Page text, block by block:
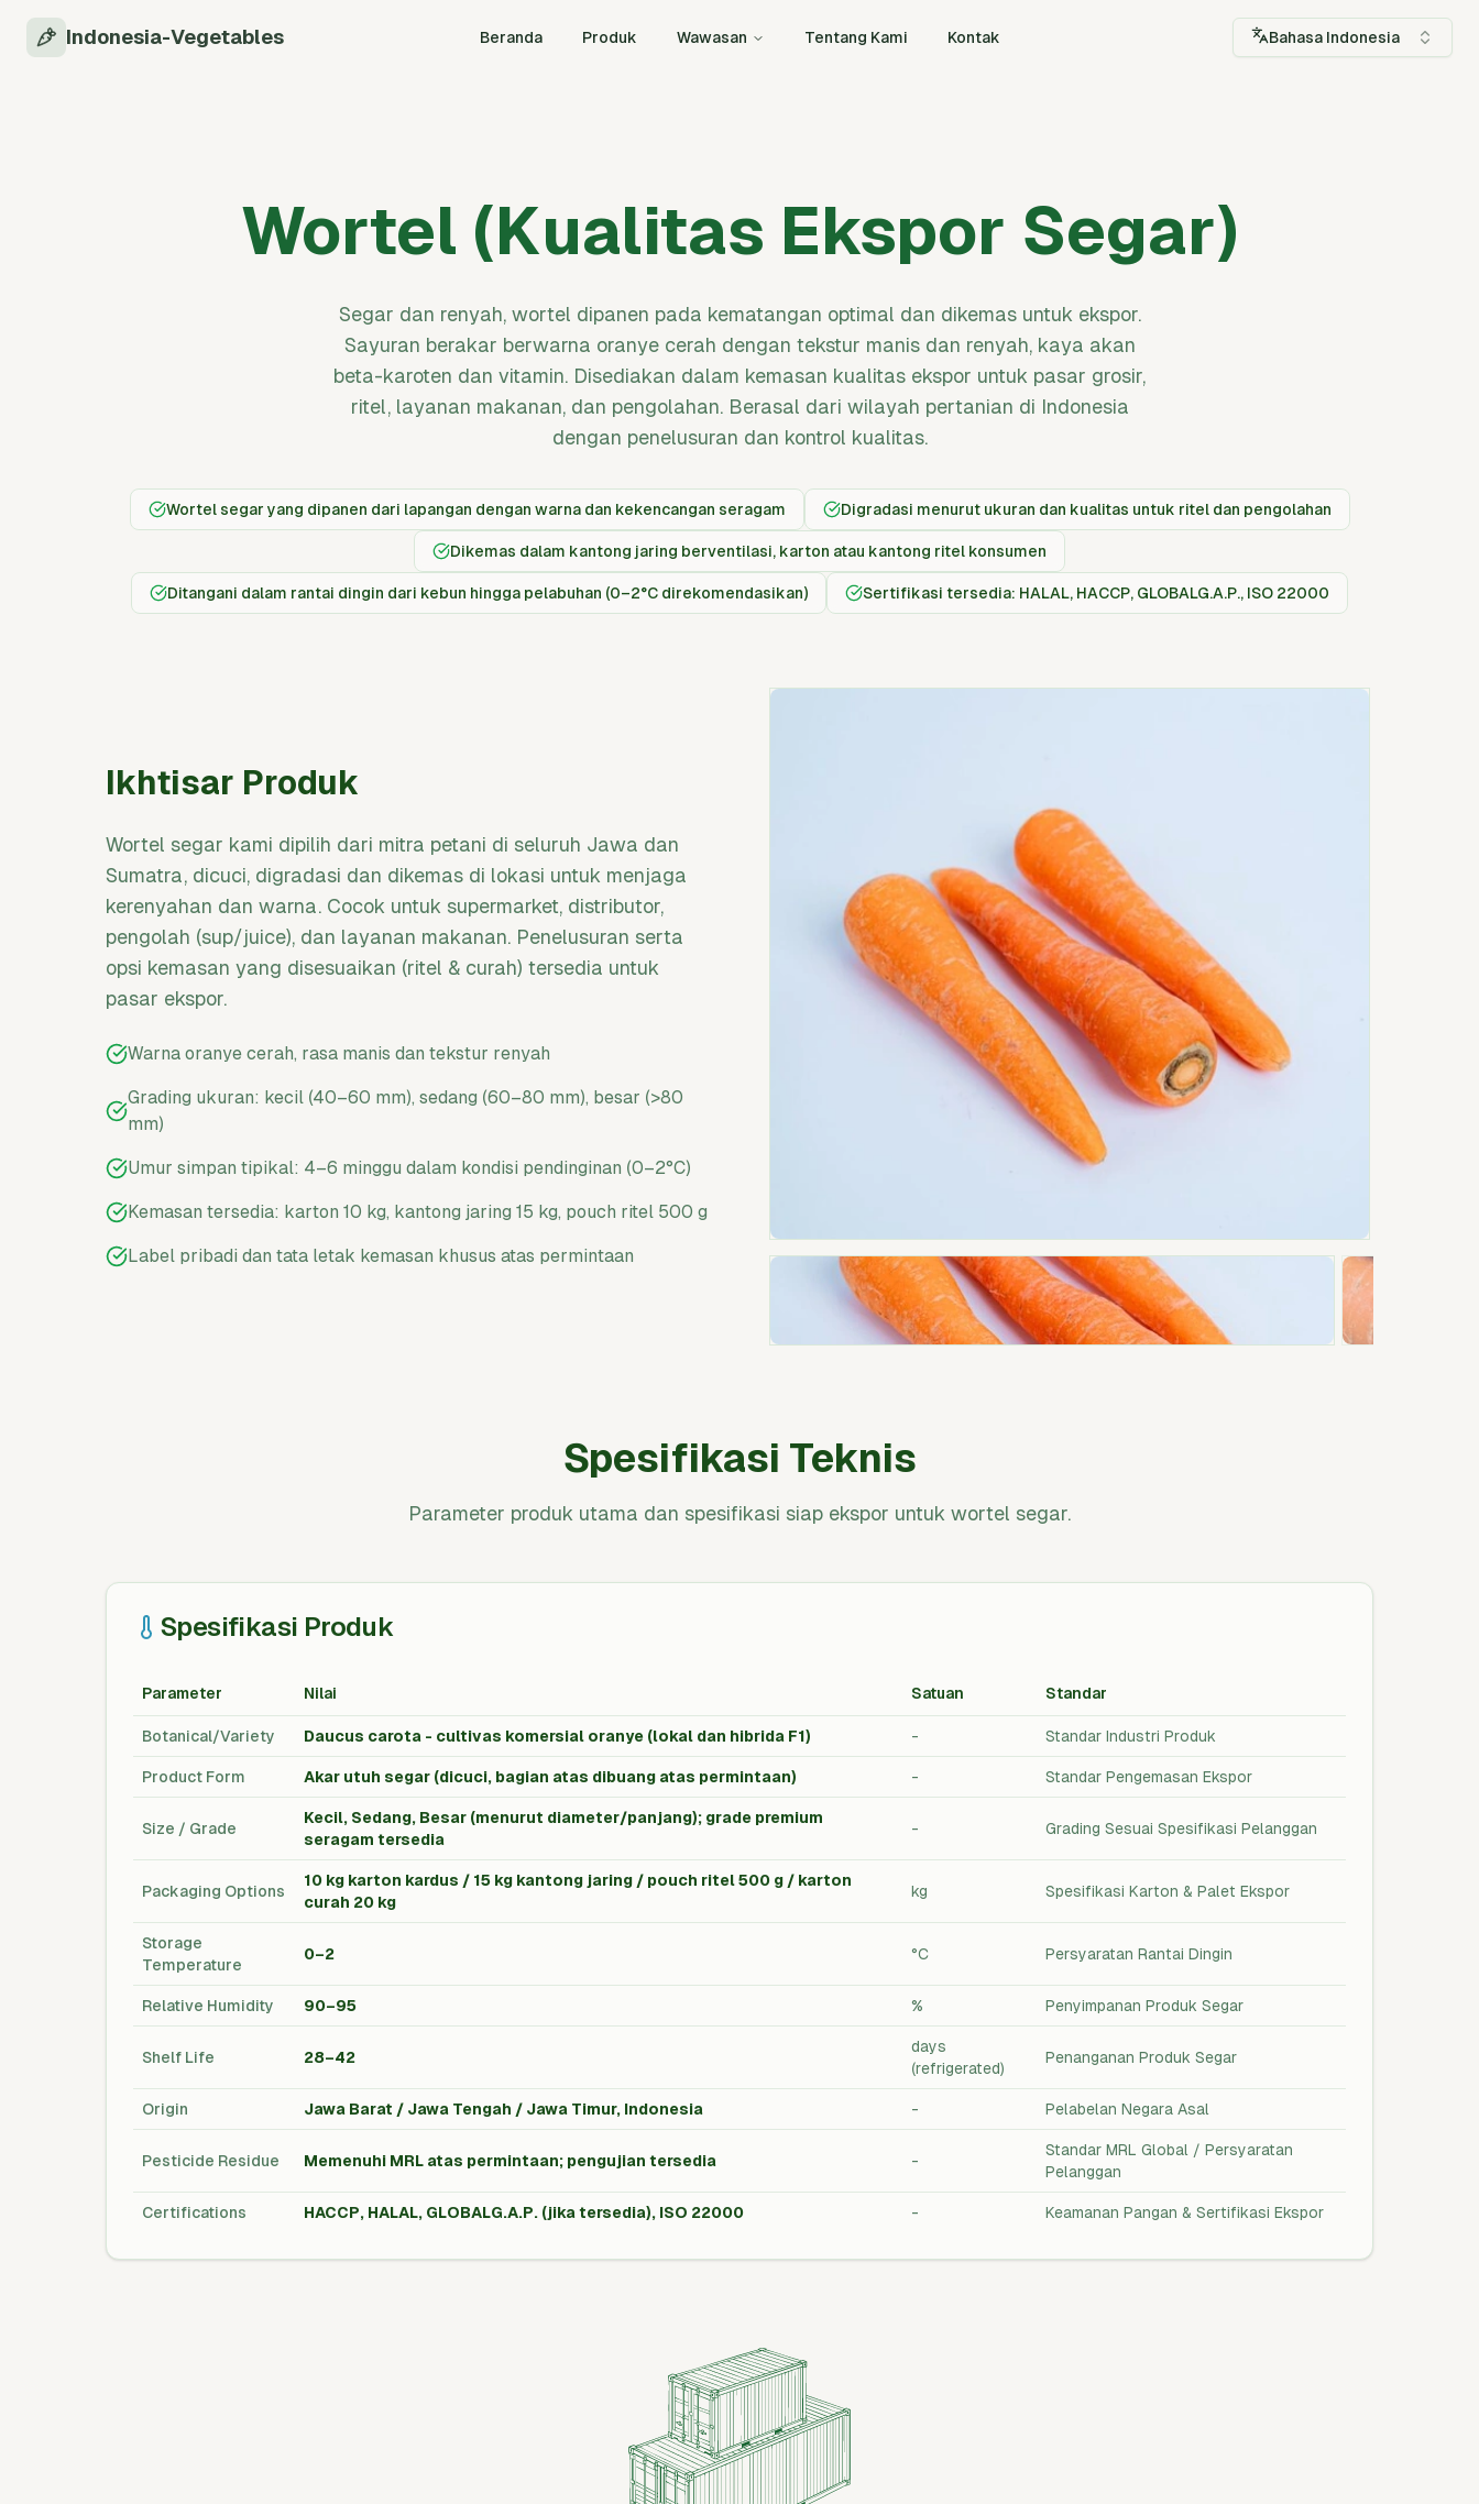
Indonesia-Vegetables Beranda Produk Wawasan Tentang Kami Kontak Bahasa Indonesia
Wortel (Kualitas Ekspor Segar)
Segar dan renyah, wortel dipanen pada kematangan optimal dan dikemas untuk ekspor.
Sayuran berakar berwarna oranye cerah dengan tekstur manis dan renyah, kaya akan
beta-karoten dan vitamin. Disediakan dalam kemasan kualitas ekspor untuk pasar grosir,
ritel, layanan makanan, dan pengolahan. Berasal dari wilayah pertanian di Indonesia
dengan penelusuran dan kontrol kualitas.
Wortel segar yang dipanen dari lapangan dengan warna dan kekencangan seragam Digradasi menurut ukuran dan kualitas untuk ritel dan pengolahan
Dikemas dalam kantong jaring berventilasi, karton atau kantong ritel konsumen
Ditangani dalam rantai dingin dari kebun hingga pelabuhan (0–2°C direkomendasikan) Sertifikasi tersedia: HALAL, HACCP, GLOBALG.A.P., ISO 22000
Ikhtisar Produk
Wortel segar kami dipilih dari mitra petani di seluruh Jawa dan
Sumatra, dicuci, digradasi dan dikemas di lokasi untuk menjaga
kerenyahan dan warna. Cocok untuk supermarket, distributor,
pengolah (sup/juice), dan layanan makanan. Penelusuran serta
opsi kemasan yang disesuaikan (ritel & curah) tersedia untuk
pasar ekspor.
Warna oranye cerah, rasa manis dan tekstur renyah
Grading ukuran: kecil (40–60 mm), sedang (60–80 mm), besar (>80
mm)
Umur simpan tipikal: 4–6 minggu dalam kondisi pendinginan (0–2°C)
Kemasan tersedia: karton 10 kg, kantong jaring 15 kg, pouch ritel 500 g
Label pribadi dan tata letak kemasan khusus atas permintaan
Spesifikasi Teknis
Parameter produk utama dan spesifikasi siap ekspor untuk wortel segar.
Spesifikasi Produk
Parameter Nilai Satuan Standar
Botanical/Variety Daucus carota - cultivas komersial oranye (lokal dan hibrida F1) - Standar Industri Produk
Product Form Akar utuh segar (dicuci, bagian atas dibuang atas permintaan) - Standar Pengemasan Ekspor
Size / Grade
Kecil, Sedang, Besar (menurut diameter/panjang); grade premium
seragam tersedia
- Grading Sesuai Spesifikasi Pelanggan
Packaging Options
10 kg karton kardus / 15 kg kantong jaring / pouch ritel 500 g / karton
curah 20 kg
kg Spesifikasi Karton & Palet Ekspor
Storage
Temperature
0–2 °C Persyaratan Rantai Dingin
Relative Humidity 90–95 % Penyimpanan Produk Segar
Shelf Life 28–42
days
(refrigerated)
Penanganan Produk Segar
Origin Jawa Barat / Jawa Tengah / Jawa Timur, Indonesia - Pelabelan Negara Asal
Pesticide Residue Memenuhi MRL atas permintaan; pengujian tersedia -
Standar MRL Global / Persyaratan
Pelanggan
Certifications HACCP, HALAL, GLOBALG.A.P. (jika tersedia), ISO 22000 - Keamanan Pangan & Sertifikasi Ekspor